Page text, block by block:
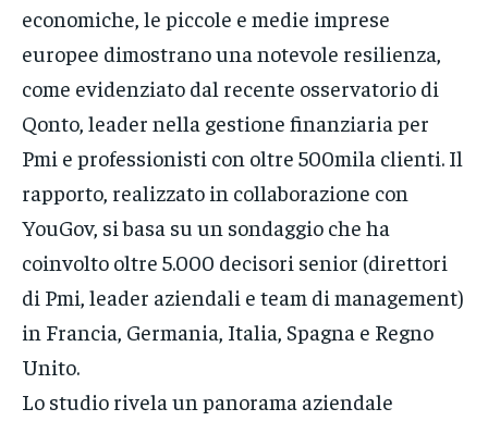
GRUPPO
CONTATTI
GRUPPO
CONTATTI
GRUPPO
CONTATTI
economiche, le piccole e medie imprese
europee dimostrano una notevole resilienza,
come evidenziato dal recente osservatorio di
Qonto, leader nella gestione finanziaria per
Pmi e professionisti con oltre 500mila clienti. Il
rapporto, realizzato in collaborazione con
YouGov, si basa su un sondaggio che ha
coinvolto oltre 5.000 decisori senior (direttori
di Pmi, leader aziendali e team di management)
in Francia, Germania, Italia, Spagna e Regno
Unito.
Lo studio rivela un panorama aziendale